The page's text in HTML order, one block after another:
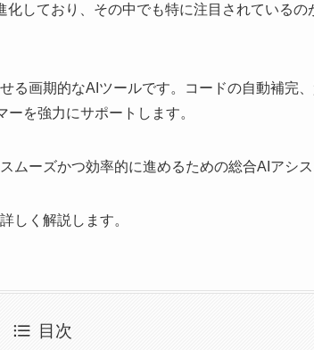
しており、その中でも特に注目されているの
る画期的なAIツールです。コードの自動補完
を強力にサポートします。
ーズかつ効率的に進めるための総合AIアシス
しく解説します。
目次